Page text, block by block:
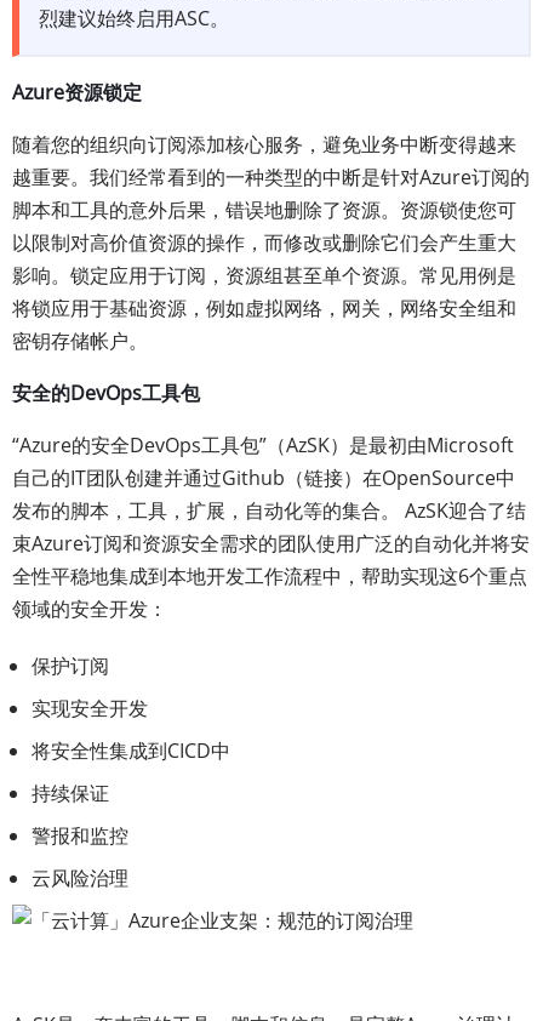
烈建议始终启用ASC。
Azure资源锁定
随着您的组织向订阅添加核心服务，避免业务中断变得越来
越重要。我们经常看到的一种类型的中断是针对Azure订阅的
脚本和工具的意外后果，错误地删除了资源。资源锁使您可
以限制对高价值资源的操作，而修改或删除它们会产生重大
影响。锁定应用于订阅，资源组甚至单个资源。常见用例是
将锁应用于基础资源，例如虚拟网络，网关，网络安全组和
密钥存储帐户。
安全的DevOps工具包
“Azure的安全DevOps工具包”（AzSK）是最初由Microsoft
自己的IT团队创建并通过Github（链接）在OpenSource中
发布的脚本，工具，扩展，自动化等的集合。 AzSK迎合了结
束Azure订阅和资源安全需求的团队使用广泛的自动化并将安
全性平稳地集成到本地开发工作流程中，帮助实现这6个重点
领域的安全开发：
保护订阅
实现安全开发
将安全性集成到CICD中
持续保证
警报和监控
云风险治理